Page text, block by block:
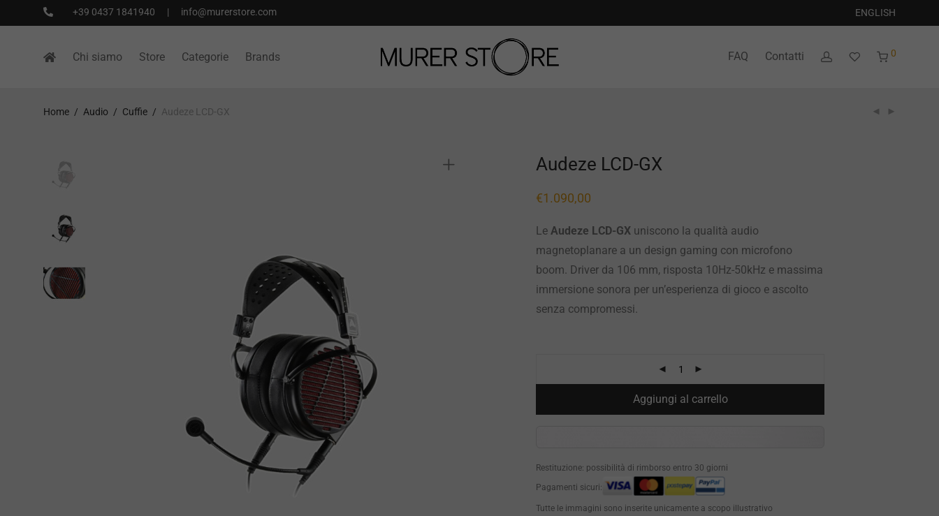
+39 0437 1841940 | info@murerstore.com ENGLISH
Chi siamo Store Categorie Brands FAQ Contatti 0
Home / Audio / Cuffie / Audeze LCD-GX
Audeze LCD-GX
€1.090,00
Le Audeze LCD-GX uniscono la qualità audio
magnetoplanare a un design gaming con microfono
boom. Driver da 106 mm, risposta 10Hz-50kHz e massima
immersione sonora per un’esperienza di gioco e ascolto
senza compromessi.
Aggiungi al carrello
Restituzione: possibilità di rimborso entro 30 giorni
Pagamenti sicuri:
Tutte le immagini sono inserite unicamente a scopo illustrativo